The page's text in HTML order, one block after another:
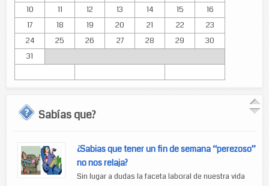
10
11 12 13 14 15
16
17
18 19 20 21 22
23
24
25 26 27 28 29
30
31
Sabías que?
¿Sabias que tener un fin de semana “perezoso”
no nos relaja?
Sin lugar a dudas la faceta laboral de nuestra vida